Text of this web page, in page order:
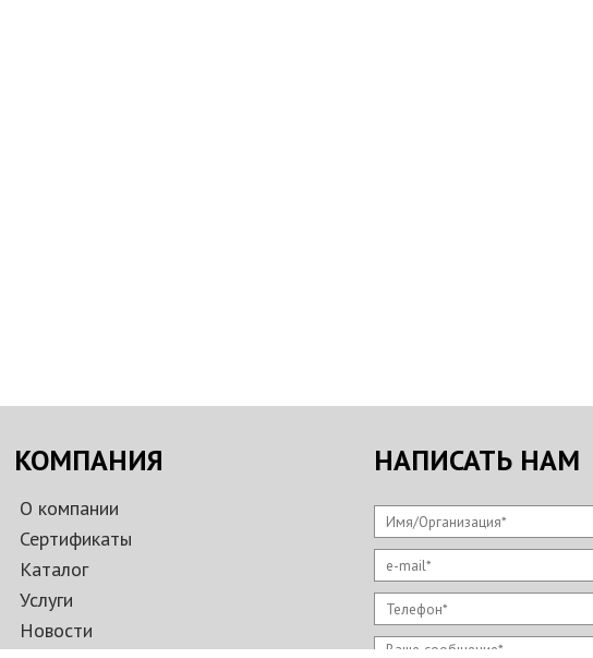
КОМПАНИЯ
О компании
Сертификаты
Каталог
Услуги
Новости
НАПИСАТЬ НАМ
Имя/Организация*
e-mail*
Телефон*
Ваше сообщение